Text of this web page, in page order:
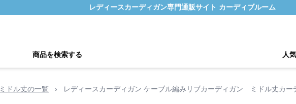
レディースカーディガン専門通販サイト カーディブルーム
商品を検索する 人
ミドル丈の一覧 › レディースカーディガン ケーブル編みリブカーディガン ミドル丈カー